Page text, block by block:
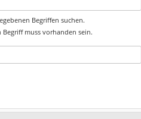
Begriffen suchen.
Begriff muss vorhanden sein.